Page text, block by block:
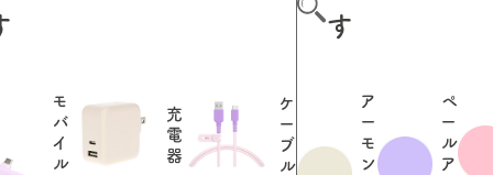
モ
バ
イ
ル
充
電
器
ケ
ー
ブ
ル
す
ア
ー
モ
ン
ペ
ー
ル
ア